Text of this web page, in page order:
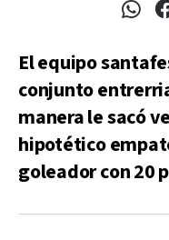
El equipo
conjunto
manera le sacó
hipotético
goleador con 20